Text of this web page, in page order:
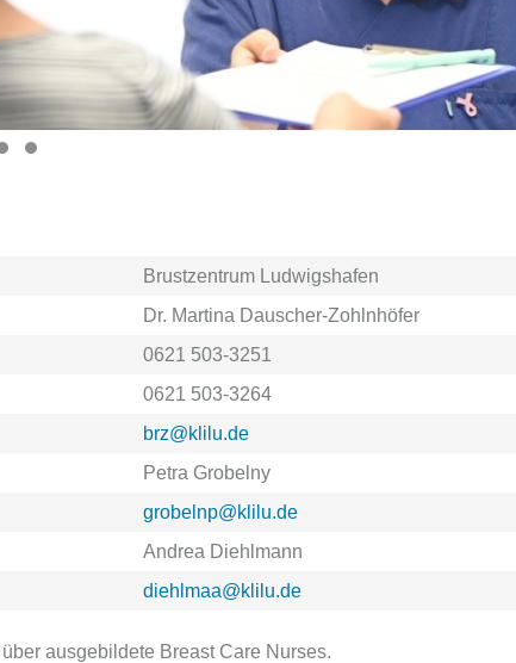
Brustzentrum Ludwigshafen
Dr. Martina Dauscher-Zohlnhöfer
0621 503-3251
0621 503-3264
brz@klilu.de
Petra Grobelny
grobelnp@klilu.de
Andrea Diehlmann
diehlmaa@klilu.de
ausgebildete Breast Care Nurses.